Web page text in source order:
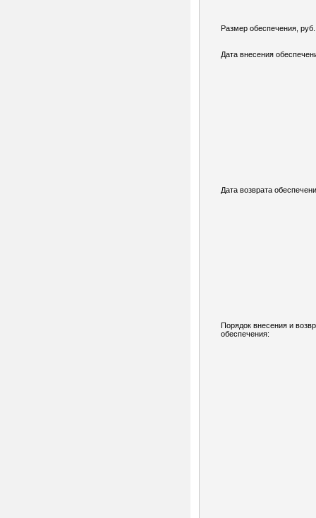
Размер обеспечения,
Дата внесения
Дата возврата
Порядок внесения и
обеспечения: